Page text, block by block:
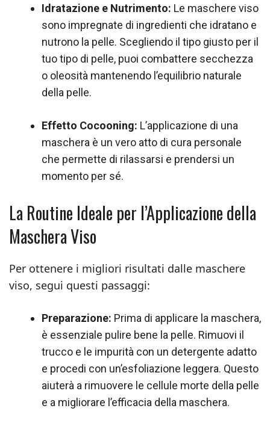
Idratazione e Nutrimento: Le maschere viso
sono impregnate di ingredienti che idratano e
nutrono la pelle. Scegliendo il tipo giusto per il
tuo tipo di pelle, puoi combattere secchezza
o oleosità mantenendo l’equilibrio naturale
della pelle.
Effetto Cocooning: L’applicazione di una
maschera è un vero atto di cura personale
che permette di rilassarsi e prendersi un
momento per sé.
La Routine Ideale per l’Applicazione della
Maschera Viso
Per ottenere i migliori risultati dalle maschere
viso, segui questi passaggi:
Preparazione: Prima di applicare la maschera,
è essenziale pulire bene la pelle. Rimuovi il
trucco e le impurità con un detergente adatto
e procedi con un’esfoliazione leggera. Questo
aiuterà a rimuovere le cellule morte della pelle
e a migliorare l’efficacia della maschera.